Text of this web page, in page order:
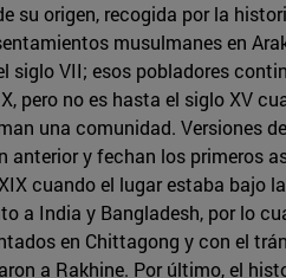
su origen, recogida por la
musulmanes en
siglo VII; esos pobladores
pero no es hasta el siglo XV
una comunidad. Versiones
anterior y fechan los primeros
cuando el lugar estaba bajo
a India y Bangladesh, por lo
en Chittagong y con el
a Rakhine. Por último, el